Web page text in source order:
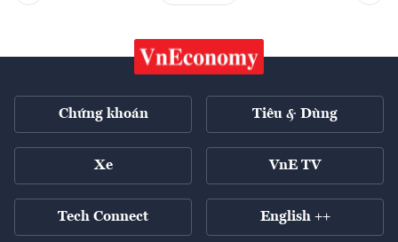
Chứng khoán Tiêu & Dùng
Xe VnE TV
Tech Connect English ++